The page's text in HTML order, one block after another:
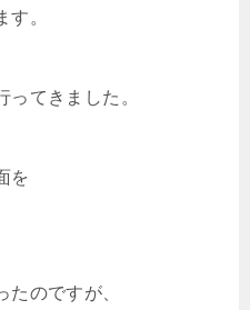
す。
てきました。
を
のですが、